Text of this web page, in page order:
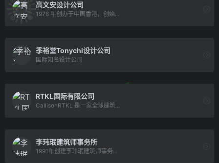
高文安设计公司
1976 年创办于中国香港，创始...
季裕堂Tonychi设计公司
国际知名设计公司
RTKL国际有限公司
CallisonRTKL 是一家全球建筑...
李玮珉建筑师事务所
1991年创建李玮珉建筑师事务...